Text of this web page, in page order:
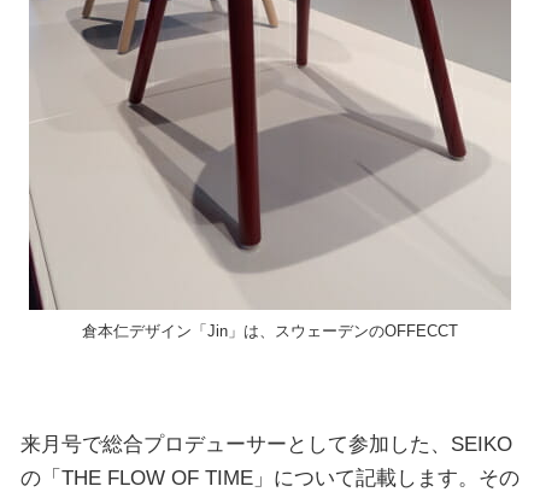
倉本仁デザイン「Jin」は、スウェーデンのOFFECCT
来月号で総合プロデューサーとして参加した、SEIKO
の「THE FLOW OF TIME」について記載します。その